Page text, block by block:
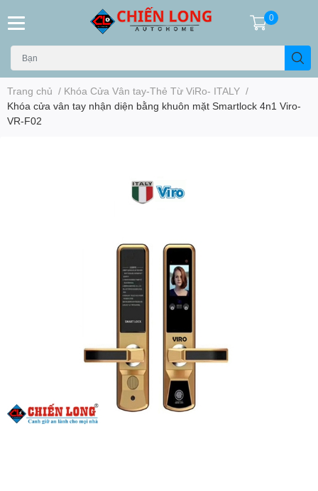
0
Trang chủ / Khóa Cửa Vân tay-Thẻ Từ ViRo- ITALY /
Khóa cửa vân tay nhận diện bằng khuôn mặt Smartlock 4n1 Viro-
VR-F02